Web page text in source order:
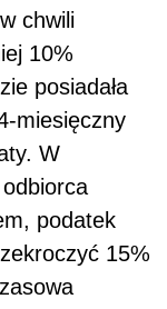
chwili
10%
posiadała
miesięczny
W
podatek
15%